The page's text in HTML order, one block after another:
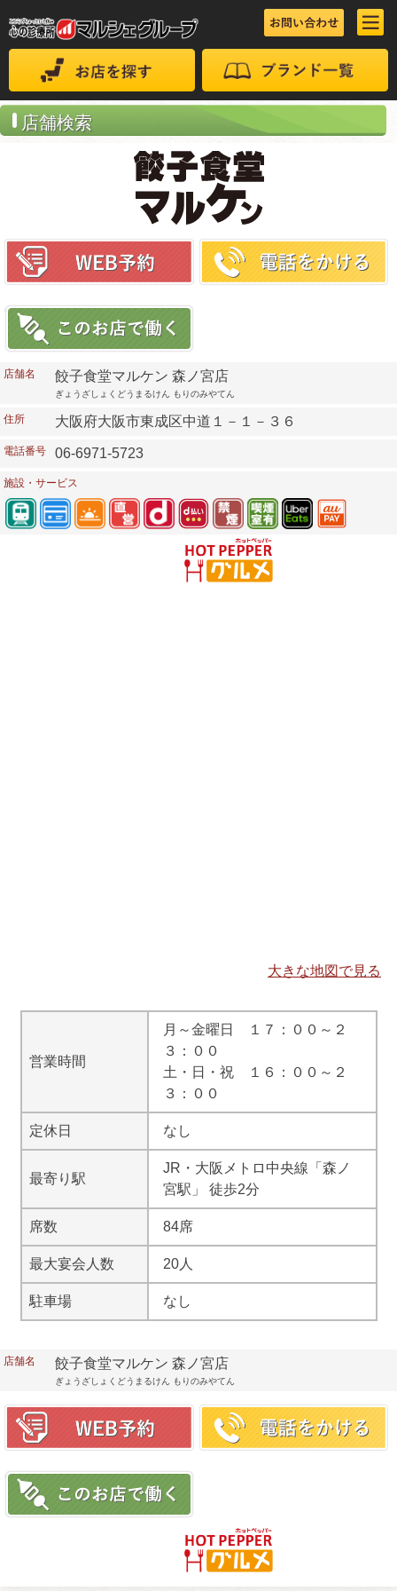
店舗検索
店舗名 餃子食堂マルケン 森ノ宮店
ぎょうざしょくどうまるけん もりのみやてん
住所 大阪府大阪市東成区中道１－１－３６
電話番号 06-6971-5723
施設・サービス
大きな地図で見る
営業時間
月～金曜日 １７：００～２
３：００
土・日・祝 １６：００～２
３：００
定休日 なし
最寄り駅
JR・大阪メトロ中央線「森ノ
宮駅」 徒歩2分
席数 84席
最大宴会人数 20人
駐車場 なし
店舗名 餃子食堂マルケン 森ノ宮店
ぎょうざしょくどうまるけん もりのみやてん